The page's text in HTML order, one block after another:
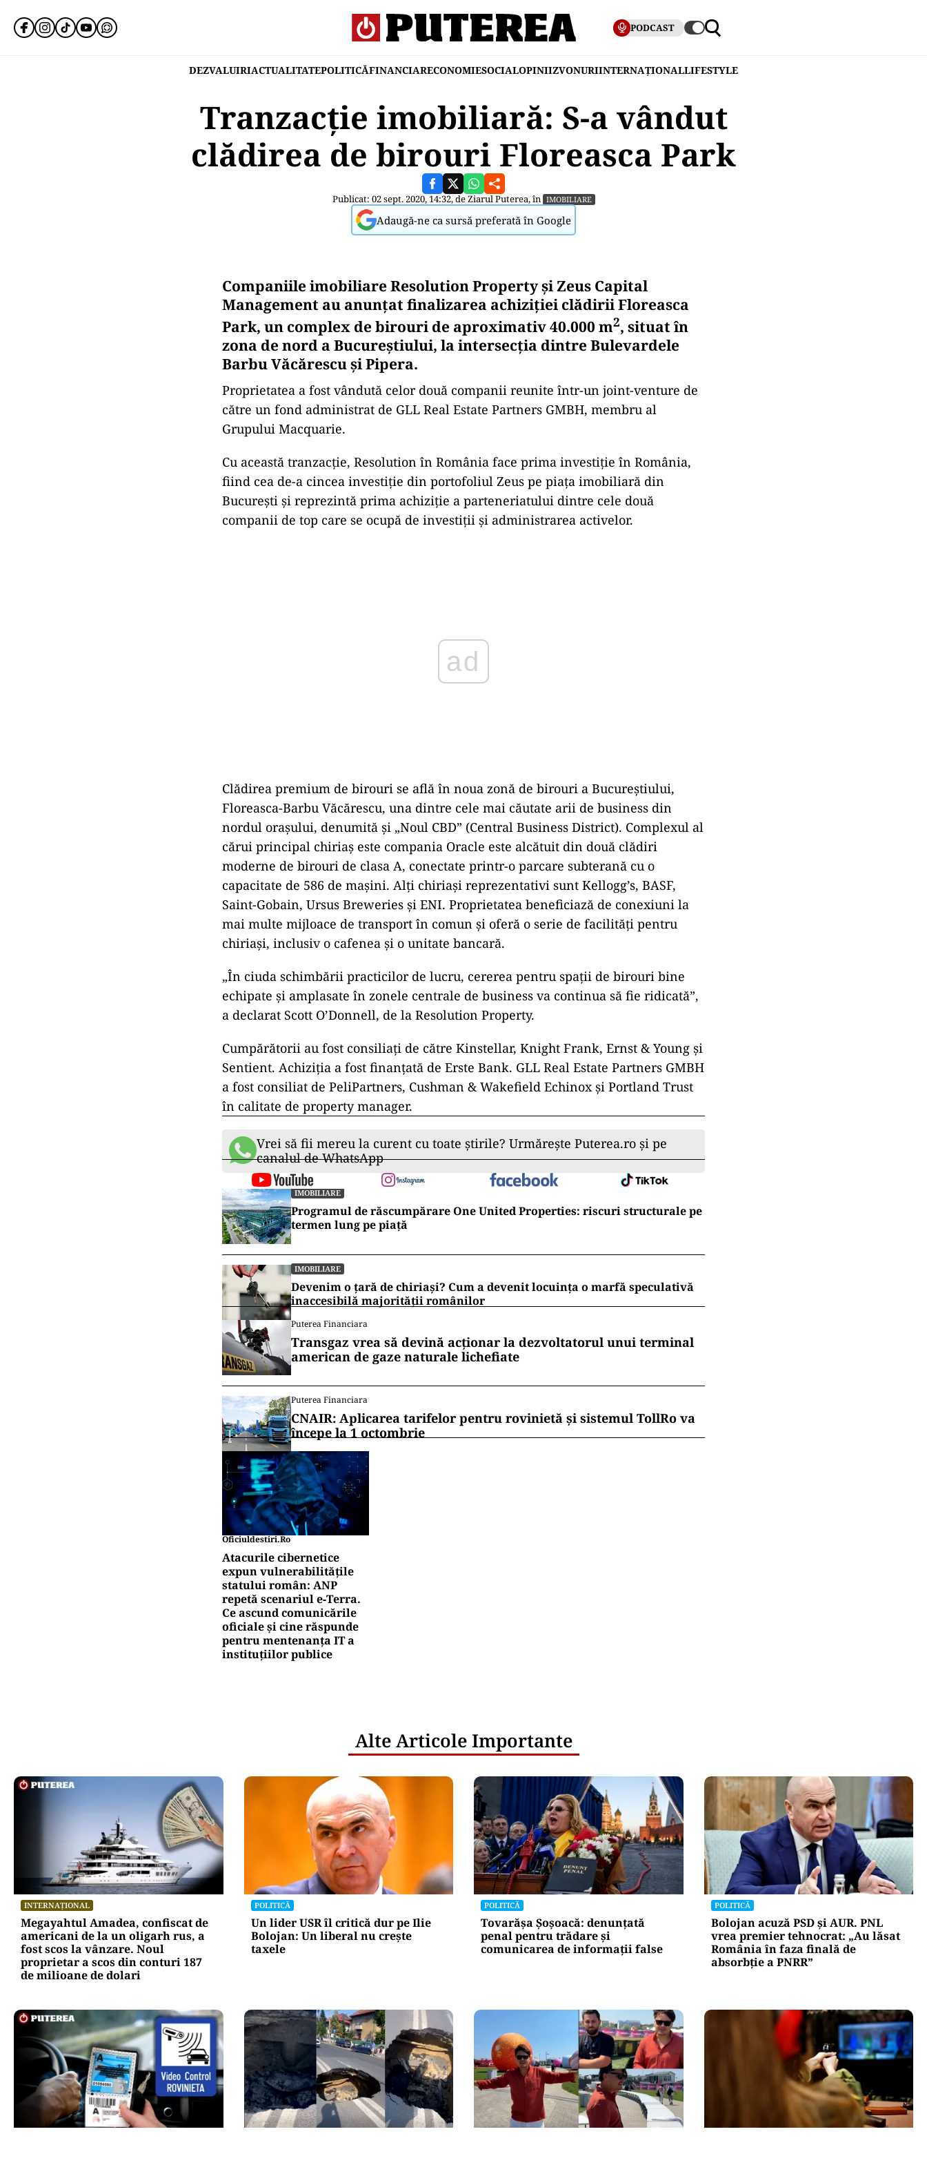
PODCAST
DEZVALUIRIACTUALITATEPOLITICĂFINANCIARECONOMIESOCIALOPINIIZVONURIINTERNAȚIONALLIFESTYLE
Tranzacție imobiliară: S-a vândut
clădirea de birouri Floreasca Park
Publicat: 02 sept. 2020, 14:32, deZiarul Puterea, în IMOBILIARE
Adaugă-ne ca sursă preferată în Google
Companiile imobiliare Resolution Property și Zeus Capital
Management au anunțat finalizarea achiziției clădirii Floreasca
Park, un complex de birouri de aproximativ 40.000 m2, situat în
zona de nord a Bucureștiului, la intersecția dintre Bulevardele
Barbu Văcărescu și Pipera.
Proprietatea a fost vândută celor două companii reunite într-un joint-venture de
către un fond administrat de GLL Real Estate Partners GMBH, membru al
Grupului Macquarie.
Cu această tranzacție, Resolution în România face prima investiție în România,
fiind cea de-a cincea investiție din portofoliul Zeus pe piața imobiliară din
București și reprezintă prima achiziție a parteneriatului dintre cele două
companii de top care se ocupă de investiții și administrarea activelor.
Clădirea premium de birouri se află în noua zonă de birouri a Bucureștiului,
Floreasca-Barbu Văcărescu, una dintre cele mai căutate arii de business din
nordul orașului, denumită și „Noul CBD” (Central Business District). Complexul al
cărui principal chiriaș este compania Oracle este alcătuit din două clădiri
moderne de birouri de clasa A, conectate printr-o parcare subterană cu o
capacitate de 586 de mașini. Alți chiriași reprezentativi sunt Kellogg’s, BASF,
Saint-Gobain, Ursus Breweries și ENI. Proprietatea beneficiază de conexiuni la
mai multe mijloace de transport în comun și oferă o serie de facilități pentru
chiriași, inclusiv o cafenea și o unitate bancară.
„În ciuda schimbării practicilor de lucru, cererea pentru spații de birouri bine
echipate și amplasate în zonele centrale de business va continua să fie ridicată”,
a declarat Scott O’Donnell, de la Resolution Property.
Cumpărătorii au fost consiliați de către Kinstellar, Knight Frank, Ernst & Young și
Sentient. Achiziția a fost finanțată de Erste Bank. GLL Real Estate Partners GMBH
a fost consiliat de PeliPartners, Cushman & Wakefield Echinox și Portland Trust
în calitate de property manager.
Vrei să fii mereu la curent cu toate știrile? Urmărește Puterea.ro și pe
canalul de WhatsApp
IMOBILIARE
Programul de răscumpărare One United Properties: riscuri structurale pe
termen lung pe piață
IMOBILIARE
Devenim o țară de chiriași? Cum a devenit locuința o marfă speculativă
inaccesibilă majorității românilor
Puterea Financiara
Transgaz vrea să devină acționar la dezvoltatorul unui terminal
american de gaze naturale lichefiate
Puterea Financiara
CNAIR: Aplicarea tarifelor pentru rovinietă și sistemul TollRo va
începe la 1 octombrie
Oficiuldestiri.ro
Atacurile cibernetice
expun vulnerabilitățile
statului român: ANP
repetă scenariul e‑Terra.
Ce ascund comunicările
oficiale și cine răspunde
pentru mentenanța IT a
instituțiilor publice
Alte Articole Importante
INTERNAȚIONAL
Megayahtul Amadea, confiscat de
americani de la un oligarh rus, a
fost scos la vânzare. Noul
proprietar a scos din conturi 187
de milioane de dolari
POLITICĂ
Un lider USR îl critică dur pe Ilie
Bolojan: Un liberal nu crește
taxele
POLITICĂ
Tovarășa Șoșoacă: denunțată
penal pentru trădare și
comunicarea de informații false
POLITICĂ
Bolojan acuză PSD și AUR. PNL
vrea premier tehnocrat: „Au lăsat
România în faza finală de
absorbţie a PNRR”